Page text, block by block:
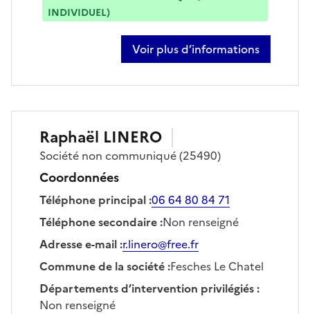
INDIVIDUEL)
Voir plus d’informations
sur nicolas simonin
Raphaël LINERO
Société non communiqué(25490)
Coordonnées
Téléphone principal:06 64 80 84 71
Téléphone secondaire:Non renseigné
Adresse e-mail:r.linero@free.fr
Commune de la société:Fesches Le Chatel
Départements d’intervention privilégiés:
Non renseigné